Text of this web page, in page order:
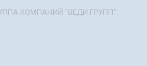
КОМПАНИЙ "ВЕДИ ГРУПП".